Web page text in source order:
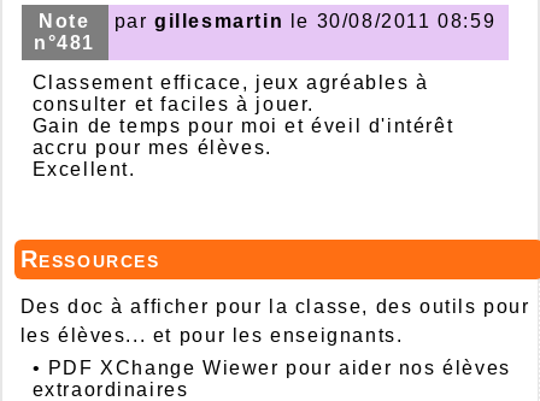
Note
n°481
par gillesmartin le 30/08/2011 08:59
Classement efficace, jeux agréables à
consulter et faciles à jouer.
Gain de temps pour moi et éveil d'intérêt
accru pour mes élèves.
Excellent.
Ressources
Des doc à afficher pour la classe, des outils pour
les élèves... et pour les enseignants.
• PDF XChange Wiewer pour aider nos élèves
extraordinaires